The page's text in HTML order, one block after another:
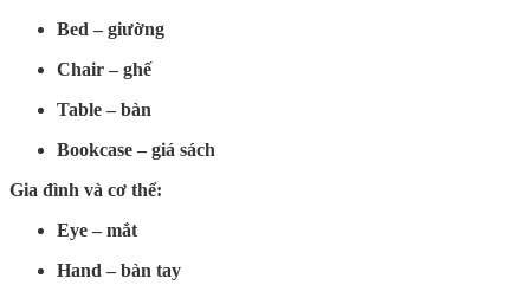
Bed – giường
Chair – ghế
Table – bàn
Bookcase – giá sách
Gia đình và cơ thể:
Eye – mắt
Hand – bàn tay